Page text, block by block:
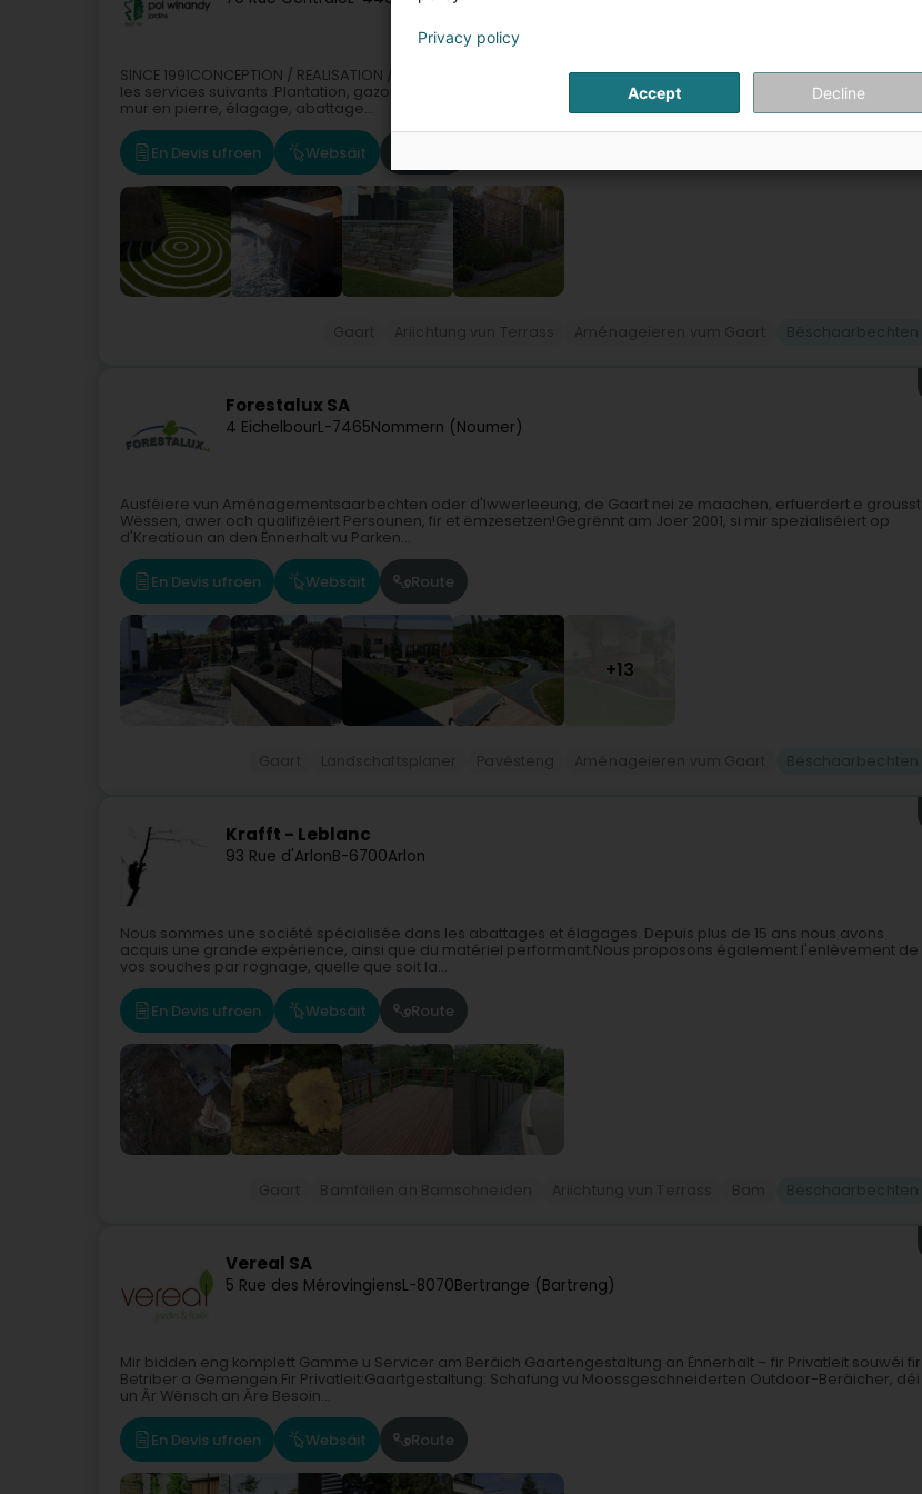
SINCE 1991CONCEPTION / REALISATION / ENTRETIENLa société Winandy Pol Jardins située à Limpach vous propose
les services suivants :Plantation, gazon, arrosage automatique, terrasse, clôture, pare-vue, pavage, dallage,
mur en pierre, élagage, abattage...
En Devis ufroen Websäit
Forestalux SA
4 EichelbourL-7465Nommern (Noumer)
Ausféiere vun Aménagementsaarbechten oder d'Iwwerleeung, de Gaart nei ze maachen, erfuerdert e grousst
Wëssen, awer och qualifizéiert Persounen, fir et ëmzesetzen!Gegrënnt am Joer 2001, si mir spezialiséiert op
d'Kreatioun an den Ënnerhalt vu Parken...
En Devis ufroen Websäit Route
+13
Krafft - Leblanc
93 Rue d'ArlonB-6700Arlon
Nous sommes une société spécialisée dans les abattages et élagages. Depuis plus de 15 ans nous avons
acquis une grande expérience, ainsi que du matériel performant.Nous proposons également l'enlèvement de
vos souches par rognage, quelle que soit la...
En Devis ufroen Websäit Route
Vereal SA
5 Rue des MérovingiensL-8070Bertrange (Bartreng)
Mir bidden eng komplett Gamme u Servicer am Beräich Gaartengestaltung an Ënnerhalt – fir Privatleit souwéi fir
Betriber a Gemengen.Fir Privatleit:Gaartgestaltung: Schafung vu Moossgeschneiderten Outdoor-Beräicher, déi
un Är Wënsch an Äre Besoin...
En Devis ufroen Websäit Route
Privacy policy
Accept Decline